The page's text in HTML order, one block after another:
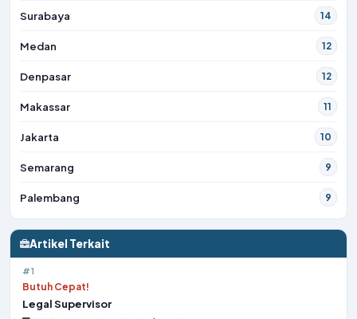
Surabaya 14
Medan 12
Denpasar 12
Makassar 11
Jakarta 10
Semarang 9
Palembang 9
Artikel Terkait
#1
Butuh Cepat!
Legal Supervisor